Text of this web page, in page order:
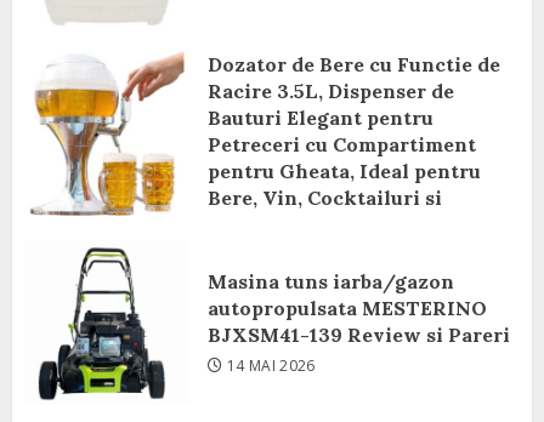
Dozator de Bere cu Functie de
Racire 3.5L, Dispenser de
Bauturi Elegant pentru
Petreceri cu Compartiment
pentru Gheata, Ideal pentru
Bere, Vin, Cocktailuri si
8 IUNIE 2026
Masina tuns iarba/gazon
autopropulsata MESTERINO
BJXSM41-139 Review si Pareri
14 MAI 2026